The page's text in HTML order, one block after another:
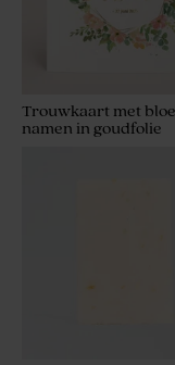
Trouwkaart met
namen in goudfolie